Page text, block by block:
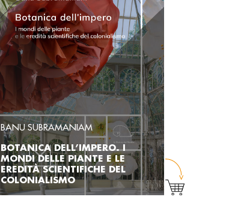
BANU SUBRAMANIAM
BOTANICA DELL’IMPERO. I
MONDI DELLE PIANTE E LE
EREDITÀ SCIENTIFICHE DEL
COLONIALISMO